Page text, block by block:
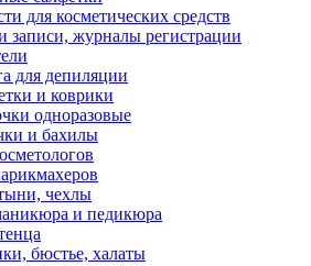
для косметических средств
записи, журналы регистрации
для депиляции
и коврики
одноразовые
и бахилы
чехлы
и педикюра
бюстье, халаты